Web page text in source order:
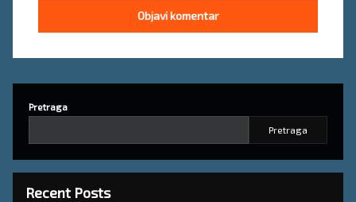
Pretraga
Pretraga
Recent Posts